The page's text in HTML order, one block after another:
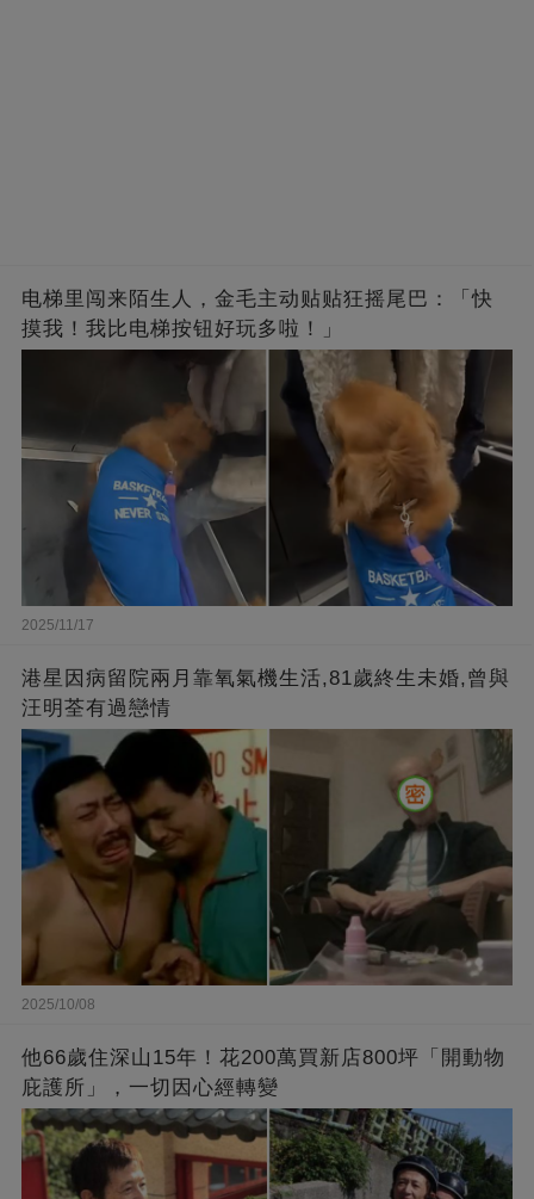
电梯里闯来陌生人，金毛主动贴贴狂摇尾巴：「快
摸我！我比电梯按钮好玩多啦！」
2025/11/17
港星因病留院兩月靠氧氣機生活,81歲終生未婚,曾與
汪明荃有過戀情
2025/10/08
他66歲住深山15年！花200萬買新店800坪「開動物
庇護所」，一切因心經轉變